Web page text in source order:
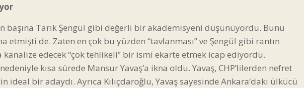
başına Tarık Şengül gibi değerli bir akademisyeni düşünüyordu. Bunu
etmişti de. Zaten en çok bu yüzden “tavlanması” ve Şengül gibi rantın
kanalize edecek “çok tehlikeli” bir ismi ekarte etmek icap ediyordu.
kısa sürede Mansur Yavaş’a ikna oldu. Yavaş, CHP’lilerden nefret
bir adaydı. Ayrıca Kılıçdaroğlu, Yavaş sayesinde Ankara’daki ülkücü